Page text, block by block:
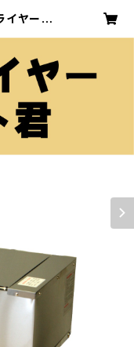
ライヤー